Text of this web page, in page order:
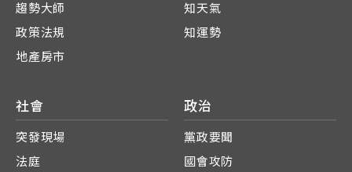
趨勢大師
政策法規
地產房市
知天氣
知運勢
社會
突發現場
法庭
政治
黨政要聞
國會攻防